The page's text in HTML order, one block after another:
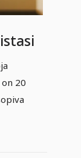
20